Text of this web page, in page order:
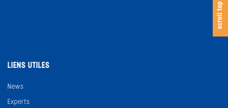
LIENS UTILES
News
Experts
scroll top